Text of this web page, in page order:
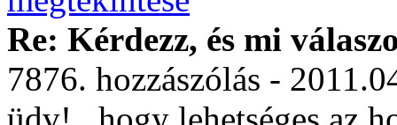
Re: Kérdezz, és mi
7876. hozzászólás -